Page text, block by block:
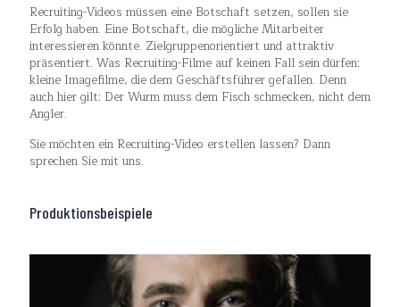
Recruiting-Videos müssen eine Botschaft setzen, sollen sie
Erfolg haben. Eine Botschaft, die mögliche Mitarbeiter
interessieren könnte. Zielgruppenorientiert und attraktiv
präsentiert. Was Recruiting-Filme auf keinen Fall sein dürfen:
kleine Imagefilme, die dem Geschäftsführer gefallen. Denn
auch hier gilt: Der Wurm muss dem Fisch schmecken, nicht dem
Angler.
Sie möchten ein Recruiting-Video erstellen lassen? Dann
sprechen Sie mit uns.
Produktionsbeispiele